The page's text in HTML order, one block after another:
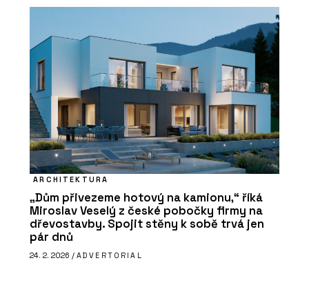
ARCHITEKTURA
„Dům přivezeme hotový na kamionu,“ říká
Miroslav Veselý z české pobočky firmy na
dřevostavby. Spojit stěny k sobě trvá jen
pár dnů
24. 2. 2026 / ADVERTORIAL